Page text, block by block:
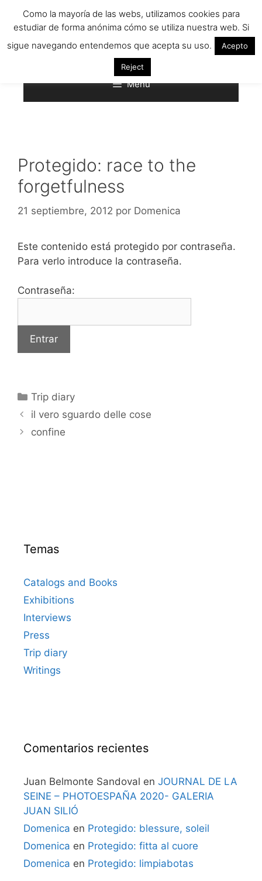
Menú
Protegido: race to the
forgetfulness
21 septiembre, 2012 por Domenica
Este contenido está protegido por contraseña.
Para verlo introduce la contraseña.
Contraseña:
Categorías
Trip diary
il vero sguardo delle cose
confine
Temas
Catalogs and Books
Exhibitions
Interviews
Press
Trip diary
Writings
Comentarios recientes
Juan Belmonte Sandoval en JOURNAL DE LA
SEINE – PHOTOESPAÑA 2020- GALERIA
JUAN SILIÓ
Domenica en Protegido: blessure, soleil
Domenica en Protegido: fitta al cuore
Domenica en Protegido: limpiabotas
Como la mayoría de las webs, utilizamos cookies para
estudiar de forma anónima cómo se utiliza nuestra web. Si
sigue navegando entendemos que acepta su uso.
Acepto
Reject